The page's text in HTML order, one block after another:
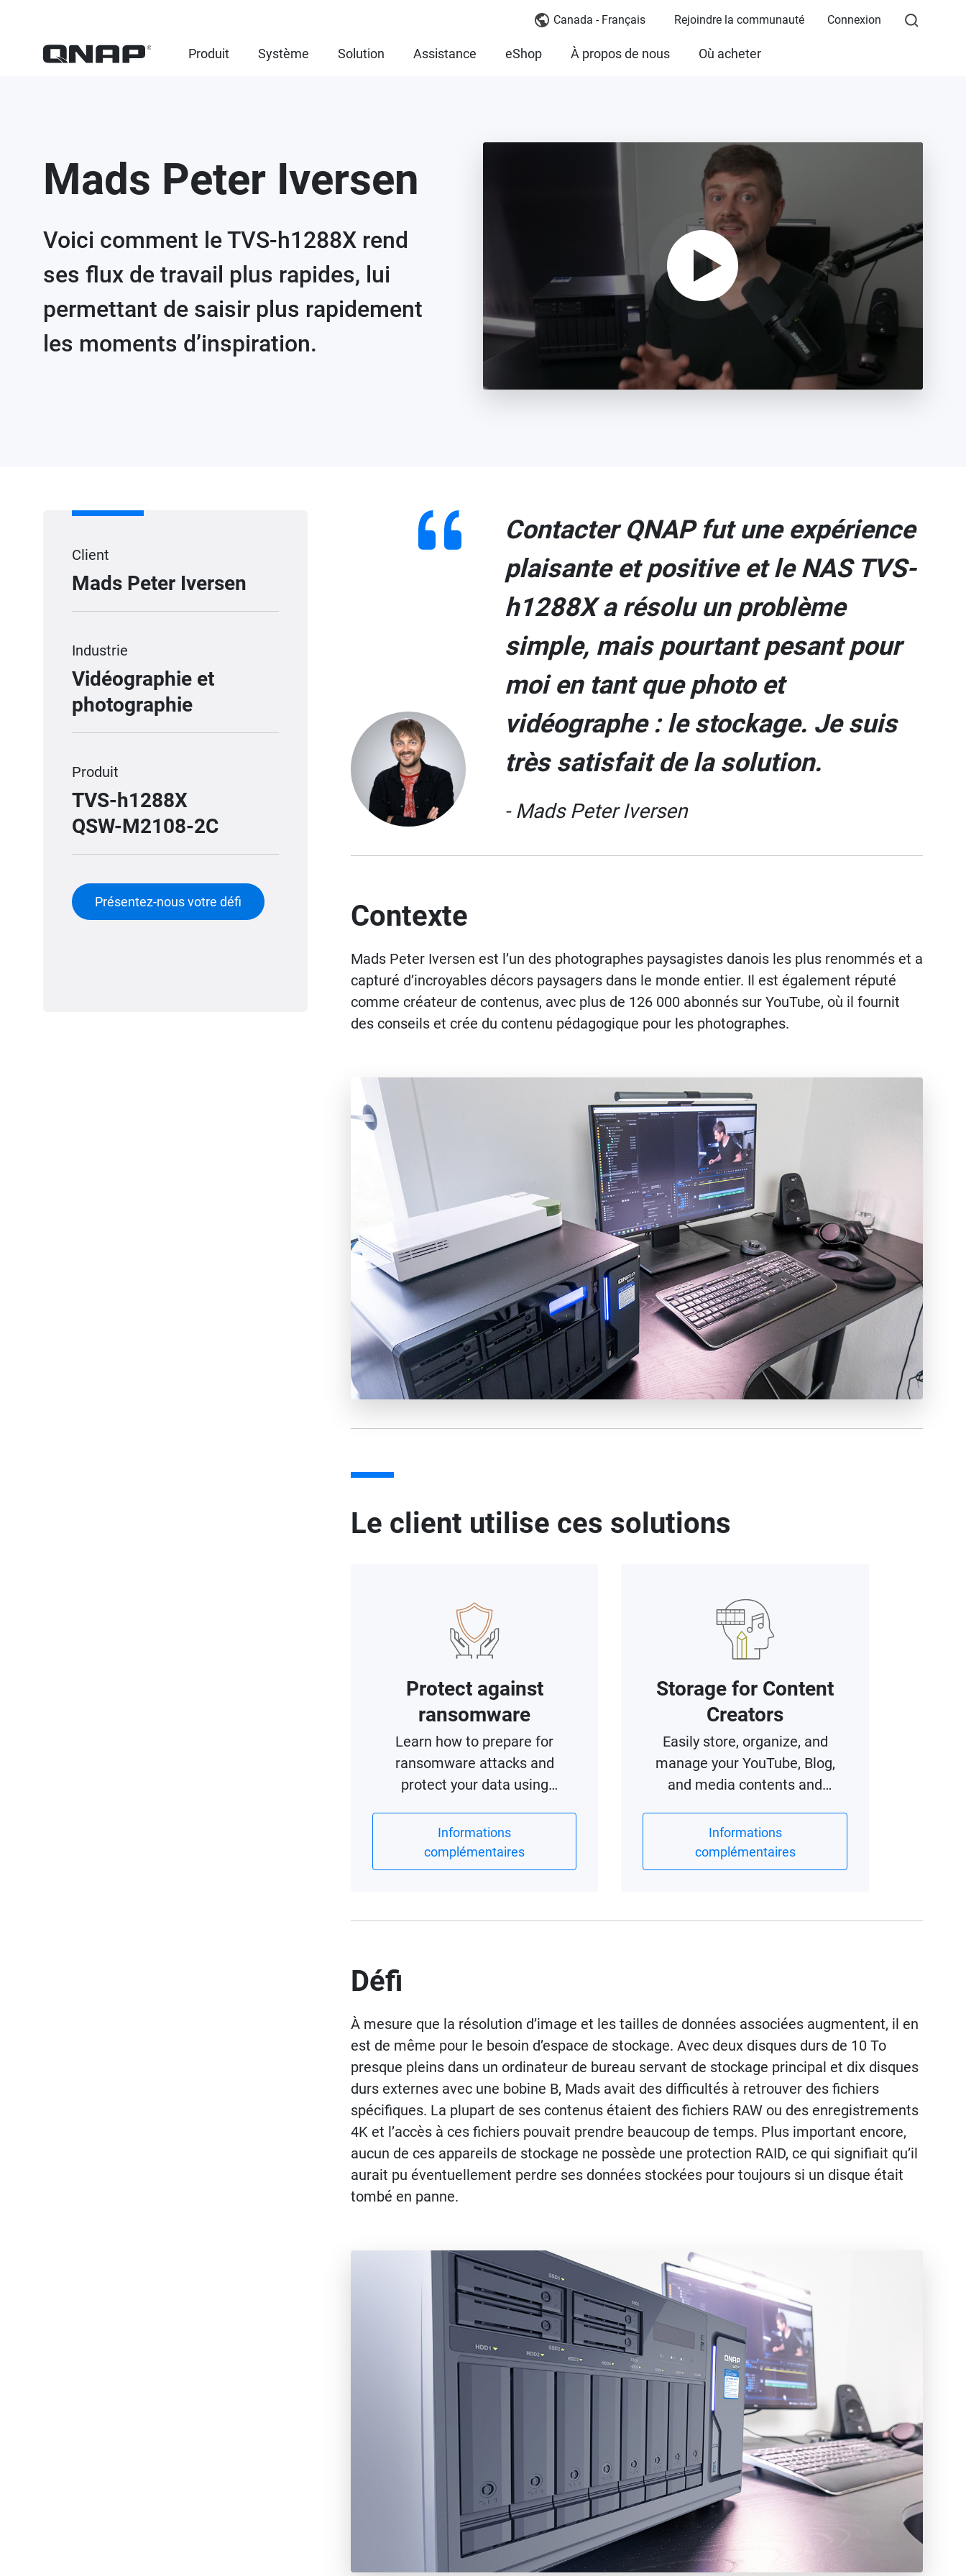
Canada - Français Rejoindre la communauté Connexion
Produit Système Solution Assistance eShop À propos de nous Où acheter
Mads Peter Iversen
Voici comment le TVS-h1288X rend
ses flux de travail plus rapides, lui
permettant de saisir plus rapidement
les moments d’inspiration.
Play
Video
Client
Mads Peter Iversen
Industrie
Vidéographie et
photographie
Produit
TVS-h1288X
QSW-M2108-2C
Présentez-nous votre défi
Contacter QNAP fut une expérience
plaisante et positive et le NAS TVS-
h1288X a résolu un problème
simple, mais pourtant pesant pour
moi en tant que photo et
vidéographe : le stockage. Je suis
très satisfait de la solution.
- Mads Peter Iversen
Contexte
Mads Peter Iversen est l’un des photographes paysagistes danois les plus renommés et a
capturé d’incroyables décors paysagers dans le monde entier. Il est également réputé
comme créateur de contenus, avec plus de 126 000 abonnés sur YouTube, où il fournit
des conseils et crée du contenu pédagogique pour les photographes.
Le client utilise ces solutions
Protect against
ransomware
Learn how to prepare for
ransomware attacks and
protect your data using
Informations
complémentaires
Storage for Content
Creators
Easily store, organize, and
manage your YouTube, Blog,
and media contents and
Informations
complémentaires
Défi
À mesure que la résolution d’image et les tailles de données associées augmentent, il en
est de même pour le besoin d’espace de stockage. Avec deux disques durs de 10 To
presque pleins dans un ordinateur de bureau servant de stockage principal et dix disques
durs externes avec une bobine B, Mads avait des difficultés à retrouver des fichiers
spécifiques. La plupart de ses contenus étaient des fichiers RAW ou des enregistrements
4K et l’accès à ces fichiers pouvait prendre beaucoup de temps. Plus important encore,
aucun de ces appareils de stockage ne possède une protection RAID, ce qui signifiait qu’il
aurait pu éventuellement perdre ses données stockées pour toujours si un disque était
tombé en panne.